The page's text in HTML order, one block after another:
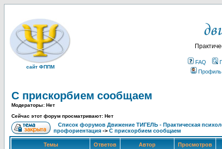
сайт ФППМ
FAQ
Профиль
С прискорбием сообщаем
Модераторы: Нет
Сейчас этот форум просматривают: Нет
Список форумов Движение ТИГЕЛЬ - Практическая
профориентация -> С прискорбием сообщаем
Темы Ответов Автор Просмотров